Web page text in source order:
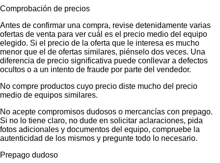
Comprobación de precios
Antes de confirmar una compra, revise detenidamente varias
ofertas de venta para ver cuál es el precio medio del equipo
elegido. Si el precio de la oferta que le interesa es mucho
menor que el de ofertas similares, piénselo dos veces. Una
diferencia de precio significativa puede conllevar a defectos
ocultos o a un intento de fraude por parte del vendedor.
No compre productos cuyo precio diste mucho del precio
medio de equipos similares.
No acepte compromisos dudosos o mercancías con prepago.
Si no lo tiene claro, no dude en solicitar aclaraciones, pida
fotos adicionales y documentos del equipo, compruebe la
autenticidad de los mismos y pregunte todo lo necesario.
Prepago dudoso